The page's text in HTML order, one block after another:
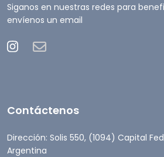
Siganos en nuestras redes para
envíenos un email
Contáctenos
Dirección: Solis 550, (1094) Capital
Argentina